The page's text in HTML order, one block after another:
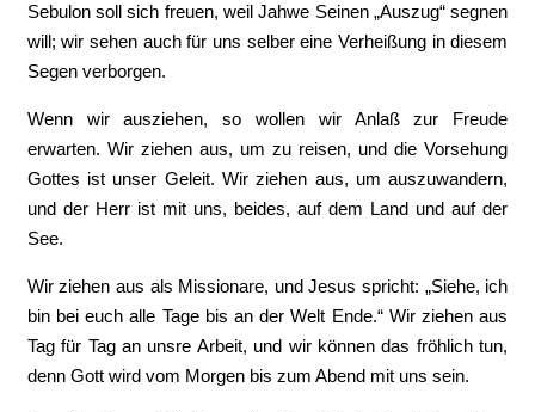
Sebulon soll sich freuen, weil Jahwe Seinen „Auszug“ segnen
will; wir sehen auch für uns selber eine Verheißung in diesem
Segen verborgen.
Wenn wir ausziehen, so wollen wir Anlaß zur Freude
erwarten. Wir ziehen aus, um zu reisen, und die Vorsehung
Gottes ist unser Geleit. Wir ziehen aus, um auszuwandern,
und der Herr ist mit uns, beides, auf dem Land und auf der
See.
Wir ziehen aus als Missionare, und Jesus spricht: „Siehe, ich
bin bei euch alle Tage bis an der Welt Ende.“ Wir ziehen aus
Tag für Tag an unsre Arbeit, und wir können das fröhlich tun,
denn Gott wird vom Morgen bis zum Abend mit uns sein.